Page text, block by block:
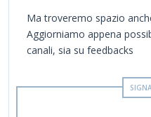
Ma troveremo spazio
Aggiorniamo appena
canali, sia su feedbacks